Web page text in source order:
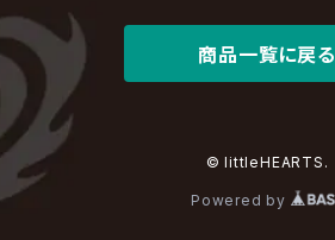
アリス九號. / ALICE NINE. / A9
有村竜太朗
ΛrlequiΩ / アルルカン
cali≠gari
河村隆一
JAKIGAN MEISTER
Chanty
Janne Da Arc
DARRELL
DEXCORE
TAKE NO BREAK
DEZERT
Dolly
TЯicKY
BAROQUE
HIDE-ZOU
ビバラッシュ
Plastic Tree
Frantic EMIRY
Blu-BiLLioN
HELLBROTH / ヘルブロス
The Benjamin
ペンタゴン
マツタケワークス
摩天楼オペラ
THE MADNA
美良政次
MIRAGE
最上川司
La'veil MizeriA
LAB.THE BASEMENT / ラボ ザ ベヰスメント
RAN / 蘭
RENAME
LIBRAVEL / リブラヴェル
LUNA SEA
the Raid.
REIGN
Royz
ロマン急行
ROCK AND READ
商品一覧に戻る
© littleHEARTS.
Powered by